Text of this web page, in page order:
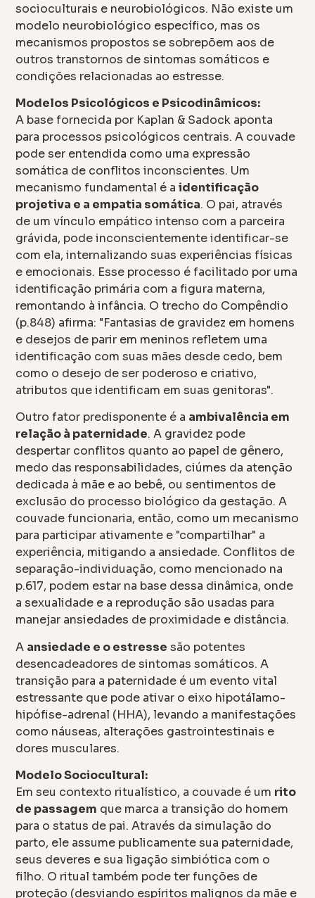
socioculturais e neurobiológicos. Não existe um
modelo neurobiológico específico, mas os
mecanismos propostos se sobrepõem aos de
outros transtornos de sintomas somáticos e
condições relacionadas ao estresse.
Modelos Psicológicos e Psicodinâmicos:
A base fornecida por Kaplan & Sadock aponta
para processos psicológicos centrais. A couvade
pode ser entendida como uma expressão
somática de conflitos inconscientes. Um
mecanismo fundamental é aidentificação
projetiva e a empatia somática. O pai, através
de um vínculo empático intenso com a parceira
grávida, pode inconscientemente identificar-se
com ela, internalizando suas experiências físicas
e emocionais. Esse processo é facilitado por uma
identificação primária com a figura materna,
remontando à infância. O trecho do Compêndio
(p.848) afirma: "Fantasias de gravidez em homens
e desejos de parir em meninos refletem uma
identificação com suas mães desde cedo, bem
como o desejo de ser poderoso e criativo,
atributos que identificam em suas genitoras".
Outro fator predisponente é a ambivalência em
relação à paternidade. A gravidez pode
despertar conflitos quanto ao papel de gênero,
medo das responsabilidades, ciúmes da atenção
dedicada à mãe e ao bebê, ou sentimentos de
exclusão do processo biológico da gestação. A
couvade funcionaria, então, como um mecanismo
para participar ativamente e "compartilhar" a
experiência, mitigando a ansiedade. Conflitos de
separação-individuação, como mencionado na
p.617, podem estar na base dessa dinâmica, onde
a sexualidade e a reprodução são usadas para
manejar ansiedades de proximidade e distância.
A ansiedade e o estresse são potentes
desencadeadores de sintomas somáticos. A
transição para a paternidade é um evento vital
estressante que pode ativar o eixo hipotálamo-
hipófise-adrenal (HHA), levando a manifestações
como náuseas, alterações gastrointestinais e
dores musculares.
Modelo Sociocultural:
Em seu contexto ritualístico, a couvade é um rito
de passagem que marca a transição do homem
para o status de pai. Através da simulação do
parto, ele assume publicamente sua paternidade,
seus deveres e sua ligação simbiótica com o
filho. O ritual também pode ter funções de
proteção (desviando espíritos malignos da mãe e